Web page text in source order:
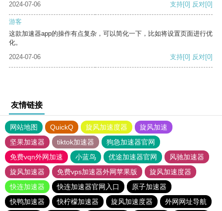
2024-07-06 支持[0] 反对[0]
游客
这款加速器app的操作有点复杂，可以简化一下，比如将设置页面进行优
化。
2024-07-06
支持[0] 反对[0]
友情链接
网站地图 QuickQ 旋风加速度器
旋风加速
坚果加速器
tiktok加速器
狗急加速器官网
免费vqn外网加速
小蓝鸟 优途加速器官网
风驰加速器
旋风加速器
免费vps加速器外网苹果版
旋风加速度器
快连加速器
快连加速器官网入口
原子加速器
快鸭加速器
快柠檬加速器 旋风加速度器
外网网址导航